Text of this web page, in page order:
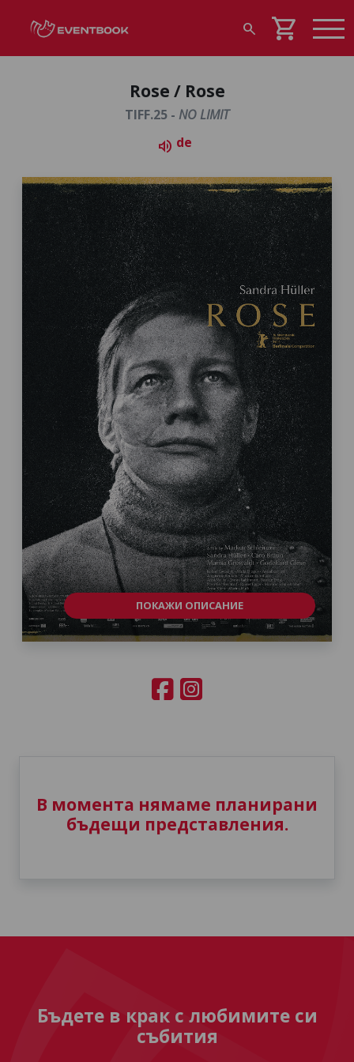
search shopping_cart
Rose / Rose
TIFF.25 - NO LIMIT
volume_up de
ПОКАЖИ ОПИСАНИЕ
В момента нямаме планирани
бъдещи представления.
Бъдете в крак с любимите си
събития